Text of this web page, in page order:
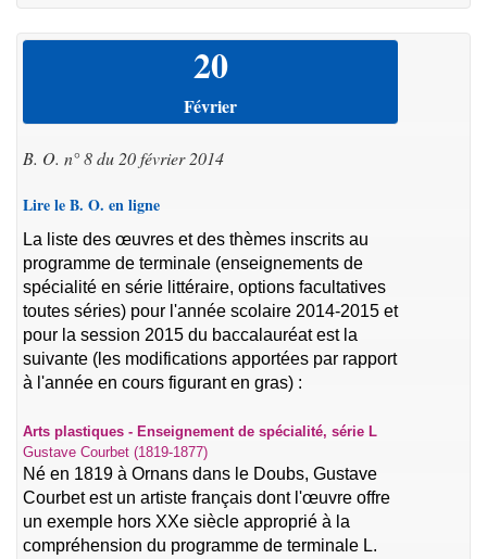
20
Février
B. O. n° 8 du 20 février 2014
Lire le B. O. en ligne
La liste des œuvres et des thèmes inscrits au
programme de terminale (enseignements de
spécialité en série littéraire, options facultatives
toutes séries) pour l'année scolaire 2014-2015 et
pour la session 2015 du baccalauréat est la
suivante (les modifications apportées par rapport
à l'année en cours figurant en gras) :
Arts plastiques - Enseignement de spécialité, série L
Gustave Courbet (1819-1877)
Né en 1819 à Ornans dans le Doubs, Gustave
Courbet est un artiste français dont l'œuvre offre
un exemple hors XXe siècle approprié à la
compréhension du programme de terminale L.